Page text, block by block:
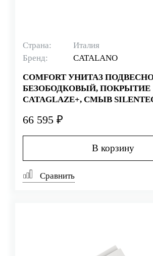
Страна:
Италия
Бренд:
CATALANO
COMFORT УНИТАЗ
БЕЗОБОДКОВЫЙ, ПОКРЫТИЕ
CATAGLAZE+, СМЫВ
66 595 ₽
В корзину
Сравнить